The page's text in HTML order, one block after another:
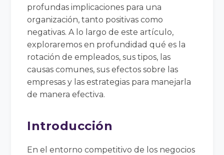
profundas implicaciones para una
organización, tanto positivas como
negativas. A lo largo de este artículo,
exploraremos en profundidad qué es la
rotación de empleados, sus tipos, las
causas comunes, sus efectos sobre las
empresas y las estrategias para manejarla
de manera efectiva.
Introducción
En el entorno competitivo de los negocios